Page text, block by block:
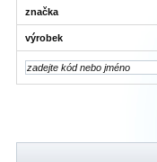
značka
výrobek